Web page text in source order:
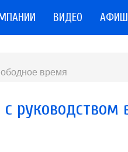
ВИДЕО
время
руководством